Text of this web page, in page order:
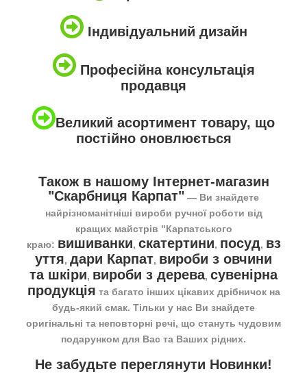
Індивідуальний дизайн
Професійна консультація
продавця
Великий асортимент товару, що
постійно оновлюється
Також в нашому Інтернет-магазин
"Скарбниця Карпат" ― Ви знайдете
найрізноманітніші вироби ручної роботи від
кращих майстрів "Карпатського
краю: вишиванки, скатертини, посуд, вз
уття, дари Карпат, вироби з овчини
та шкіри, вироби з дерева, сувенірна
продукція та багато інших цікавих дрібничок на
будь-який смак. Тільки у нас Ви знайдете
оригінальні та неповторні речі, що стануть чудовим
подарунком для Вас та Ваших рідних.
Не забудьте переглянути Новинки!